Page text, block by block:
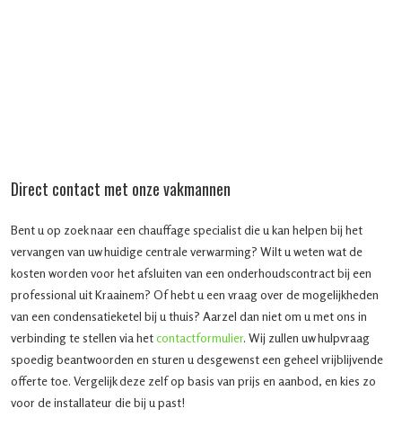
Direct contact met onze vakmannen
Bent u op zoek naar een chauffage specialist die u kan helpen bij het
vervangen van uw huidige centrale verwarming? Wilt u weten wat de
kosten worden voor het afsluiten van een onderhoudscontract bij een
professional uit Kraainem? Of hebt u een vraag over de mogelijkheden
van een condensatieketel bij u thuis? Aarzel dan niet om u met ons in
verbinding te stellen via hetcontactformulier. Wij zullen uw hulpvraag
spoedig beantwoorden en sturen u desgewenst een geheel vrijblijvende
offerte toe. Vergelijk deze zelf op basis van prijs en aanbod, en kies zo
voor de installateur die bij u past!